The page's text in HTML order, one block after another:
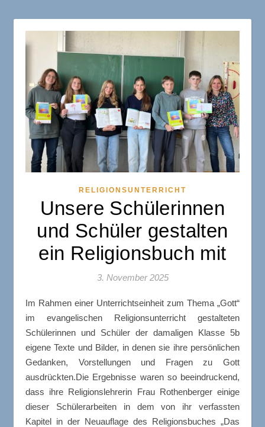
RELIGIONSUNTERRICHT
Unsere Schülerinnen
und Schüler gestalten
ein Religionsbuch mit
3. November 2025
Im Rahmen einer Unterrichtseinheit zum Thema „Gott“
im evangelischen Religionsunterricht gestalteten
Schülerinnen und Schüler der damaligen Klasse 5b
eigene Texte und Bilder, in denen sie ihre persönlichen
Gedanken, Vorstellungen und Fragen zu Gott
ausdrückten.Die Ergebnisse waren so beeindruckend,
dass ihre Religionslehrerin Frau Rothenberger einige
dieser Schülerarbeiten in dem von ihr verfassten
Kapitel in der Neuauflage des Religionsbuches „Das